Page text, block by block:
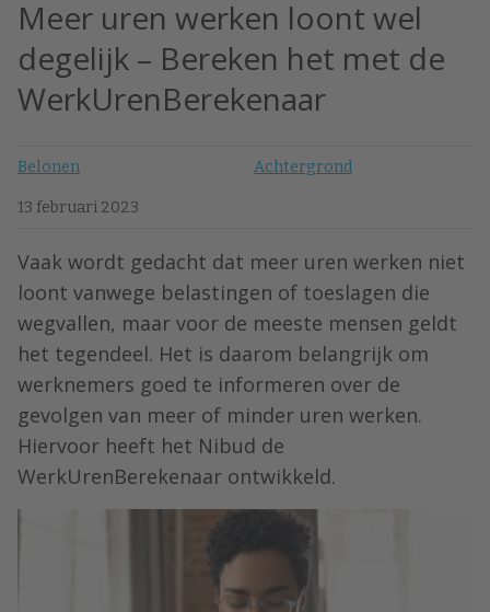
Meer uren werken loont wel
degelijk – Bereken het met de
WerkUrenBerekenaar
Belonen Achtergrond
13 februari 2023
Vaak wordt gedacht dat meer uren werken niet
loont vanwege belastingen of toeslagen die
wegvallen, maar voor de meeste mensen geldt
het tegendeel. Het is daarom belangrijk om
werknemers goed te informeren over de
gevolgen van meer of minder uren werken.
Hiervoor heeft het Nibud de
WerkUrenBerekenaar ontwikkeld.